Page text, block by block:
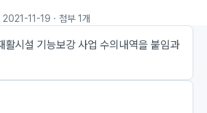
2021-11-19 · 첨부 1개
시설 기능보강 사업 수의내역을 붙임과